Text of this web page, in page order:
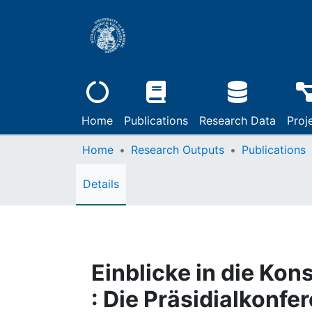
Home Publications Research Data
Home Research Outputs Publications
Details
Einblicke in die
: Die